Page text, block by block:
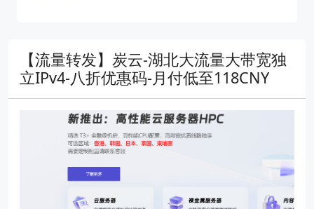
【流量转发】炭云-湖北大流量大带宽独
立IPv4-八折优惠码-月付低至118CNY